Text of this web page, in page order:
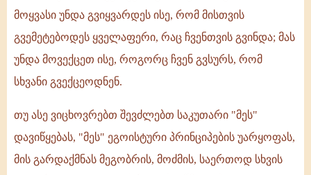
მოყვასი უნდა გვიყვარდეს ისე, რომ მისთვის
გვემეტებოდეს ყველაფერი, რაც ჩვენთვის გვინდა; მას
უნდა მოვექცეთ ისე, როგორც ჩვენ გვსურს, რომ
სხვანი გვექცეოდნენ.
თუ ასე ვიცხოვრებთ შევძლებთ საკუთარი "მეს"
დავიწყებას, "მეს" ეგოისტური პრინციპების უარყოფას,
მის გარდაქმნას მეგობრის, მოძმის, საერთოდ სხვის